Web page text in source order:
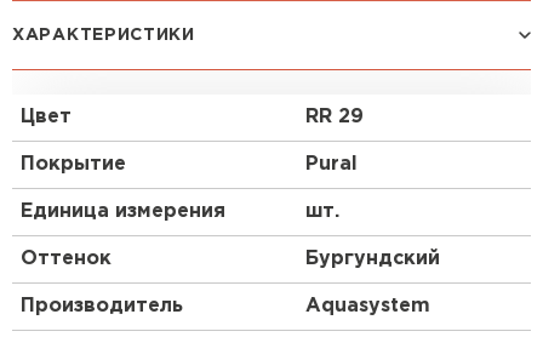
Заглушки универсальные полукруглые
устанавливаются как с правой, так и с левой
трубы декорированным. При их установке
клей ТЕС-7 (либо силиконовый герметик).
ХАРАКТЕРИСТИКИ
Цвет RR 29
Покрытие Pural
Единица измерения шт.
Оттенок Бургундский
Производитель Aquasystem
Штакетник